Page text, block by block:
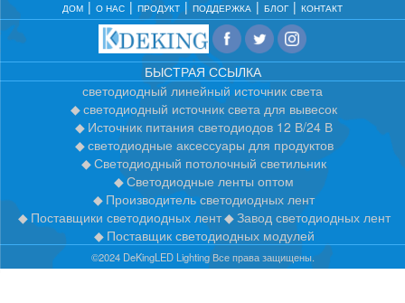
ДОМ О НАС ПРОДУКТ ПОДДЕРЖКА БЛОГ КОНТАКТ
БЫСТРАЯ ССЫЛКА
светодиодный линейный источник света
светодиодный источник света для вывесок
Источник питания светодиодов 12 В/24 В
светодиодные аксессуары для продуктов
Светодиодный потолочный светильник
Светодиодные ленты оптом
Производитель светодиодных лент
Поставщики светодиодных лент
Завод светодиодных лент
Поставщик светодиодных модулей
©2024 DeKingLED Lighting Все права защищены.